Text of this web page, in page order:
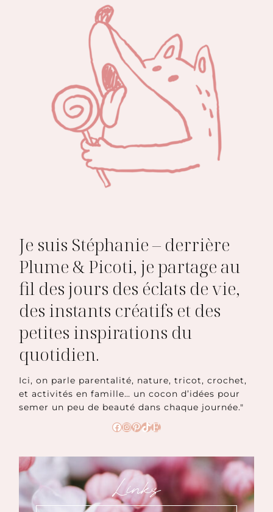
Je suis Stéphanie – derrière
Plume & Picoti, je partage au
fil des jours des éclats de vie,
des instants créatifs et des
petites inspirations du
quotidien.
Ici, on parle parentalité, nature, tricot, crochet,
et activités en famille… un cocon d’idées pour
semer un peu de beauté dans chaque journée."
Facebook
Instagram
Pinterest
TikTok
Etsy
Links